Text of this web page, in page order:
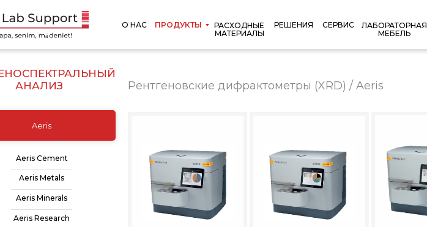
ПРОДУКТЫ
О НАС
РАСХОДНЫЕ
МАТЕРИАЛЫ
РЕШЕНИЯ СЕРВИС
ЛАБОРАТОРНАЯ
МЕБЕЛЬ
Aeris Cement
Aeris Metals
Aeris Minerals
Aeris Research
Aeris
АНАЛИЗ
Рентгеновские дифрактометры (XRD) / Aeris